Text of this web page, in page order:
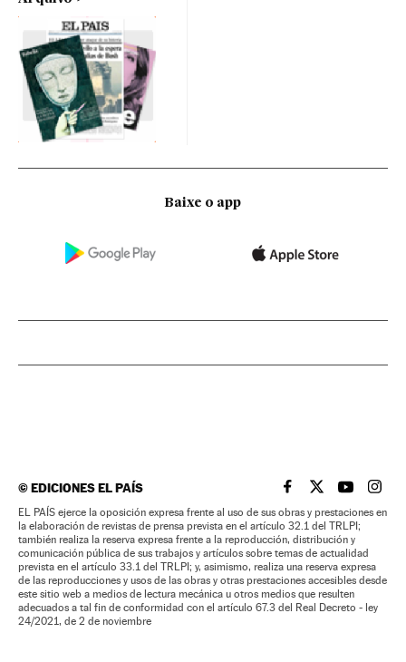
Baixe o app
©EDICIONES EL PAÍS EL PAÍS BRASIL EN
EL PAÍSEL PAÍS
EL
EL PAÍS ejerce la oposición expresa frente al uso de sus obras y prestaciones en
la elaboración de revistas de prensa prevista en el artículo 32.1 del TRLPI;
también realiza la reserva expresa frente a la reproducción, distribución y
comunicación pública de sus trabajos y artículos sobre temas de actualidad
prevista en el artículo 33.1 del TRLPI; y, asimismo, realiza una reserva expresa
de las reproducciones y usos de las obras y otras prestaciones accesibles desde
este sitio web a medios de lectura mecánica u otros medios que resulten
adecuados a tal fin de conformidad con el artículo 67.3 del Real Decreto - ley
24/2021, de 2 de noviembre